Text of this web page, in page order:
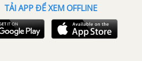
TẢI APP ĐỂ XEM OFFLINE